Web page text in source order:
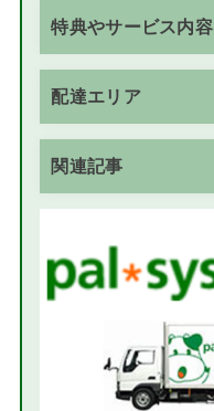
特典やサービス内容
配達エリア
関連記事